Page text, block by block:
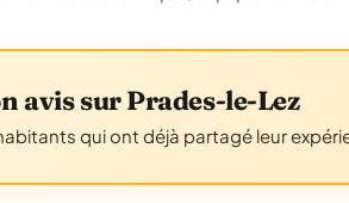
avis sur Prades-le-Lez
qui ont déjà partagé leur